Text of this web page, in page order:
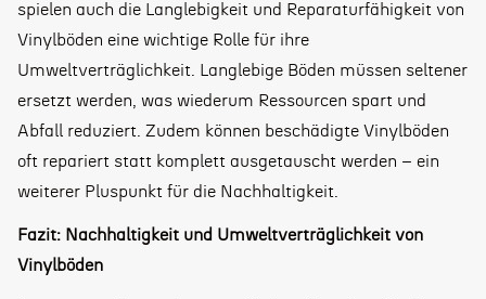
spielen auch die Langlebigkeit und Reparaturfähigkeit von
Vinylböden eine wichtige Rolle für ihre
Umweltverträglichkeit. Langlebige Böden müssen seltener
ersetzt werden, was wiederum Ressourcen spart und
Abfall reduziert. Zudem können beschädigte Vinylböden
oft repariert statt komplett ausgetauscht werden – ein
weiterer Pluspunkt für die Nachhaltigkeit.
Fazit: Nachhaltigkeit und Umweltverträglichkeit von
Vinylböden